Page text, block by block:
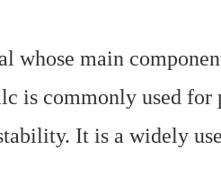
whose main
is commonly used for
It is a widely